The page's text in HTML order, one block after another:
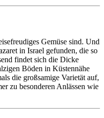
Gemüse sind. Und
in Israel gefunden, die so
findet sich die Dicke
Böden in Küstennähe
die großsamige Varietät auf,
zu besonderen Anlässen wie